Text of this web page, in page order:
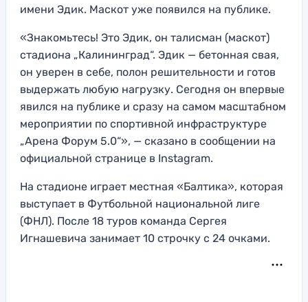
имени Эдик. Маскот уже появился на публике.
«Знакомьтесь! Это Эдик, он талисман (маскот)
стадиона „Калининград“. Эдик — бетонная свая,
он уверен в себе, полон решительности и готов
выдержать любую нагрузку. Сегодня он впервые
явился на публике и сразу на самом масштабном
мероприятии по спортивной инфраструктуре
„Арена Форум 5.0“», — сказано в сообщении на
официальной странице в Instagram.
На стадионе играет местная «Балтика», которая
выступает в Футбольной национальной лиге
(ФНЛ). После 18 туров команда Сергея
Игнашевича занимает 10 строчку с 24 очками.